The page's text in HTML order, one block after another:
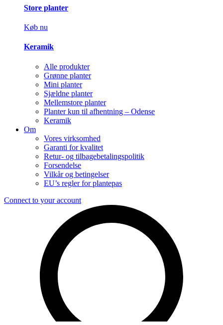
Store planter
Køb nu
Keramik
Alle produkter
Grønne planter
Mini planter
Sjældne planter
Mellemstore planter
Planter kun til afhentning – Odense
Keramik
Om
Vores virksomhed
Garanti for kvalitet
Retur- og tilbagebetalingspolitik
Forsendelse
Vilkår og betingelser
EU’s regler for plantepas
Connect to your account